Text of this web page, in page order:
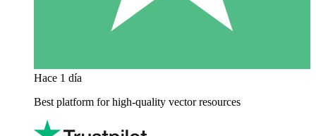
Hace 1 día
Best platform for high-quality vector resources